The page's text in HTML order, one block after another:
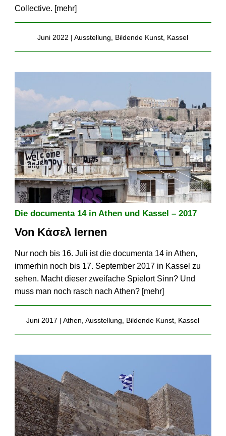
Collective. [mehr]
Juni 2022 |Ausstellung Bildende Kunst Kassel
Die documenta 14 in Athen und Kassel – 2017
Von Kάσελ lernen
Nur noch bis 16. Juli ist die documenta 14 in Athen,
immerhin noch bis 17. September 2017 in Kassel zu
sehen. Macht dieser zweifache Spielort Sinn? Und
muss man noch rasch nach Athen? [mehr]
Juni 2017 |Athen ,Ausstellung Bildende Kunst Kassel